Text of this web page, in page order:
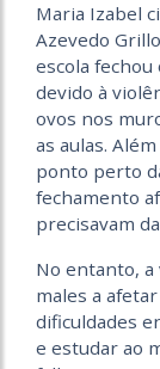
Maria Izabel
Azevedo
escola
devido à
ovos nos
as aulas.
ponto perto
fechamento
precisavam
No entanto, a
males a
dificuldades
e estudar ao